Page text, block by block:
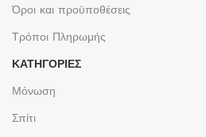
Όροι και προϋποθέσεις
Τρόποι Πληρωμής
ΚΑΤΗΓΟΡΙΕΣ
Μόνωση
Σπίτι